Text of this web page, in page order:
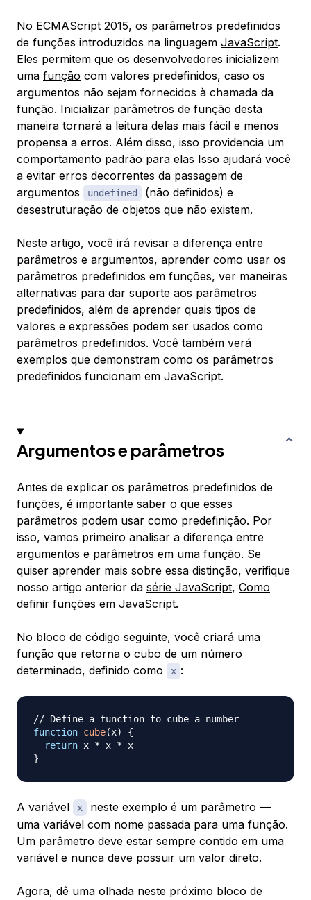
No ECMAScript 2015, os parâmetros predefinidos
de funções introduzidos na linguagem JavaScript.
Eles permitem que os desenvolvedores inicializem
uma função com valores predefinidos, caso os
argumentos não sejam fornecidos à chamada da
função. Inicializar parâmetros de função desta
maneira tornará a leitura delas mais fácil e menos
propensa a erros. Além disso, isso providencia um
comportamento padrão para elas Isso ajudará você
a evitar erros decorrentes da passagem de
argumentos
undefined
(não definidos) e
desestruturação de objetos que não existem.
Neste artigo, você irá revisar a diferença entre
parâmetros e argumentos, aprender como usar os
parâmetros predefinidos em funções, ver maneiras
alternativas para dar suporte aos parâmetros
predefinidos, além de aprender quais tipos de
valores e expressões podem ser usados como
parâmetros predefinidos. Você também verá
exemplos que demonstram como os parâmetros
predefinidos funcionam em JavaScript.
Argumentos e parâmetros
Antes de explicar os parâmetros predefinidos de
funções, é importante saber o que esses
parâmetros podem usar como predefinição. Por
isso, vamos primeiro analisar a diferença entre
argumentos e parâmetros em uma função. Se
quiser aprender mais sobre essa distinção, verifique
nosso artigo anterior da série JavaScript, Como
definir funções em JavaScript.
No bloco de código seguinte, você criará uma
função que retorna o cubo de um número
determinado, definido como
x :
// Define a function to cube a number
function cube(x)
{
return x * x *
}
A variável x neste exemplo é um parâmetro —
uma variável com nome passada para uma função.
Um parâmetro deve estar sempre contido em uma
variável e nunca deve possuir um valor direto.
Agora, dê uma olhada neste próximo bloco de